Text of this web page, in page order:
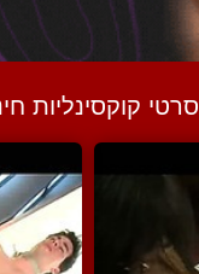
סרטי קוקסינליות